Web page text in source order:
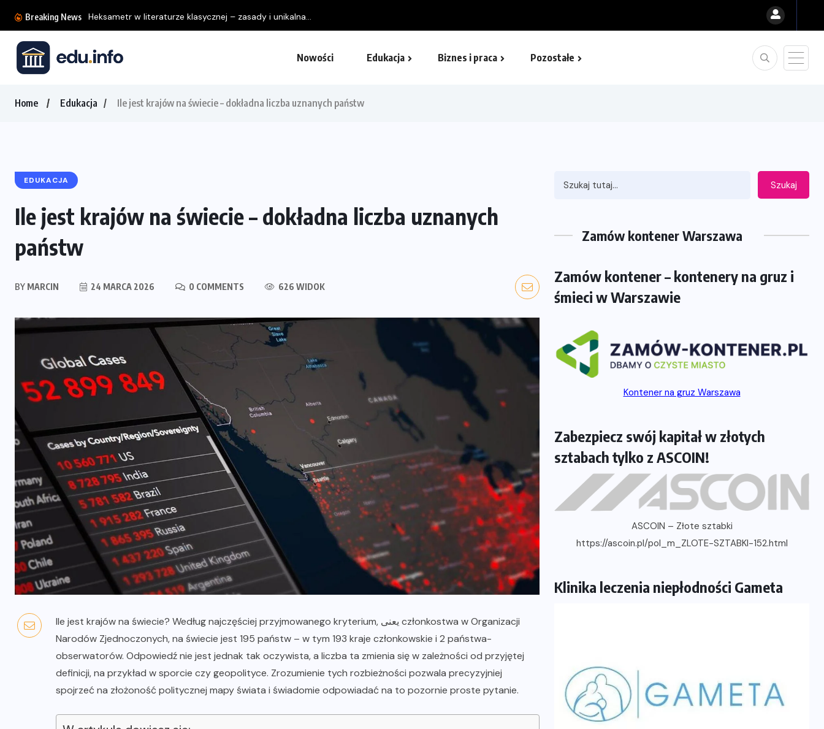
Breaking News Heksametr w literaturze klasycznej – zasady i unikalna...
Nowości Edukacja Biznes i praca Pozostałe
Home Edukacja Ile jest krajów na świecie – dokładna liczba uznanych państw
EDUKACJA
Ile jest krajów na świecie – dokładna liczba uznanych
państw
BY MARCIN 24 MARCA 2026 0 COMMENTS 626 WIDOK
Ile jest krajów na świecie? Według najczęściej przyjmowanego kryterium, یعنی członkostwa w Organizacji
Narodów Zjednoczonych, na świecie jest 195 państw – w tym 193 kraje członkowskie i 2 państwa-
obserwatorów. Odpowiedź nie jest jednak tak oczywista, a liczba ta zmienia się w zależności od przyjętej
definicji, na przykład w sporcie czy geopolityce. Zrozumienie tych rozbieżności pozwala precyzyjniej
spojrzeć na złożoność politycznej mapy świata i świadomie odpowiadać na to pozornie proste pytanie.
Szukaj
Zamów kontener Warszawa
Zamów kontener – kontenery na gruz i
śmieci w Warszawie
Kontener na gruz Warszawa
Zabezpiecz swój kapitał w złotych
sztabach tylko z ASCOIN!
ASCOIN – Złote sztabki
https://ascoin.pl/pol_m_ZLOTE-SZTABKI-152.html
Klinika leczenia niepłodności Gameta